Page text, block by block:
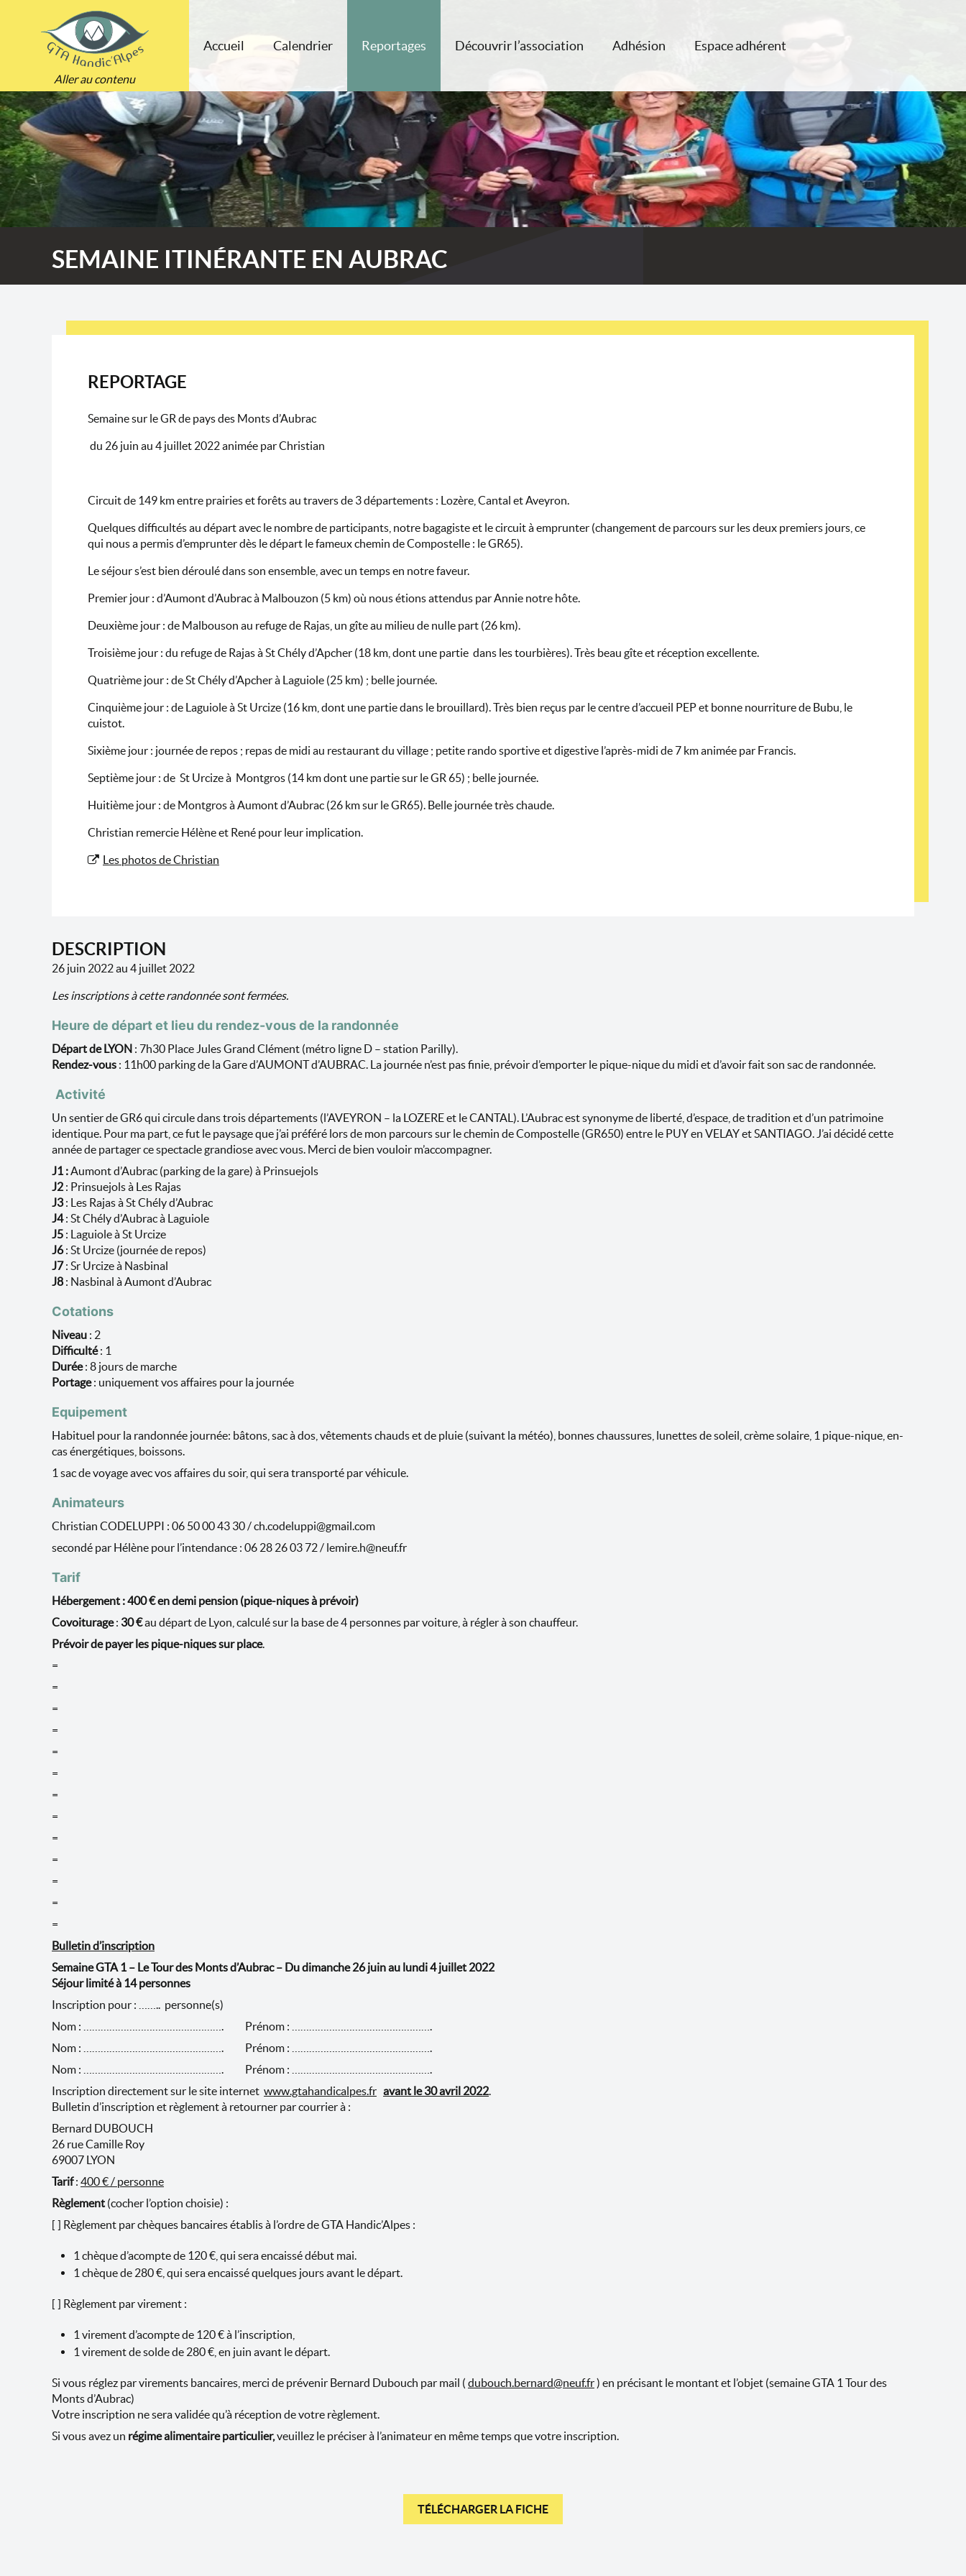
Aller au contenu
Accueil Calendrier Reportages Découvrir l’association Adhésion Espace adhérent
SEMAINE ITINÉRANTE EN AUBRAC
REPORTAGE
Semaine sur le GR de pays des Monts d’Aubrac
du 26 juin au 4 juillet 2022 animée par Christian
Circuit de 149 km entre prairies et forêts au travers de 3 départements : Lozère, Cantal et Aveyron.
Quelques difficultés au départ avec le nombre de participants, notre bagagiste et le circuit à emprunter (changement de parcours sur les deux premiers jours, ce
qui nous a permis d’emprunter dès le départ le fameux chemin de Compostelle : le GR65).
Le séjour s’est bien déroulé dans son ensemble, avec un temps en notre faveur.
Premier jour : d’Aumont d’Aubrac à Malbouzon (5 km) où nous étions attendus par Annie notre hôte.
Deuxième jour : de Malbouson au refuge de Rajas, un gîte au milieu de nulle part (26 km).
Troisième jour : du refuge de Rajas à St Chély d’Apcher (18 km, dont une partie dans les tourbières). Très beau gîte et réception excellente.
Quatrième jour : de St Chély d’Apcher à Laguiole (25 km) ; belle journée.
Cinquième jour : de Laguiole à St Urcize (16 km, dont une partie dans le brouillard). Très bien reçus par le centre d’accueil PEP et bonne nourriture de Bubu, le
cuistot.
Sixième jour : journée de repos ; repas de midi au restaurant du village ; petite rando sportive et digestive l’après-midi de 7 km animée par Francis.
Septième jour : de St Urcize à Montgros (14 km dont une partie sur le GR 65) ; belle journée.
Huitième jour : de Montgros à Aumont d’Aubrac (26 km sur le GR65). Belle journée très chaude.
Christian remercie Hélène et René pour leur implication.
Les photos de Christian
DESCRIPTION
26 juin 2022 au 4 juillet 2022
Les inscriptions à cette randonnée sont fermées.
Heure de départ et lieu du rendez-vous de la randonnée
Départ de LYON : 7h30 Place Jules Grand Clément (métro ligne D – station Parilly).
Rendez-vous : 11h00 parking de la Gare d’AUMONT d’AUBRAC. La journée n’est pas finie, prévoir d’emporter le pique-nique du midi et d’avoir fait son sac de randonnée.
Activité
Un sentier de GR6 qui circule dans trois départements (l’AVEYRON – la LOZERE et le CANTAL). L’Aubrac est synonyme de liberté, d’espace, de tradition et d’un patrimoine
identique. Pour ma part, ce fut le paysage que j’ai préféré lors de mon parcours sur le chemin de Compostelle (GR650) entre le PUY en VELAY et SANTIAGO. J’ai décidé cette
année de partager ce spectacle grandiose avec vous. Merci de bien vouloir m’accompagner.
J1 :Aumont d’Aubrac (parking de la gare) à Prinsuejols
J2 : Prinsuejols à Les Rajas
J3: Les Rajas à St Chély d’Aubrac
J4: St Chély d’Aubrac à Laguiole
J5 : Laguiole à St Urcize
J6: St Urcize (journée de repos)
J7: Sr Urcize à Nasbinal
J8: Nasbinal à Aumont d’Aubrac
Cotations
Niveau : 2
Difficulté: 1
Durée: 8 jours de marche
Portage: uniquement vos affaires pour la journée
Equipement
Habituel pour la randonnée journée: bâtons, sac à dos, vêtements chauds et de pluie (suivant la météo), bonnes chaussures, lunettes de soleil, crème solaire, 1 pique-nique, en-
cas énergétiques, boissons.
1 sac de voyage avec vos affaires du soir, qui sera transporté par véhicule.
Animateurs
Christian CODELUPPI : 06 50 00 43 30 / ch.codeluppi@gmail.com
secondé par Hélène pour l’intendance : 06 28 26 03 72 / lemire.h@neuf.fr
Tarif
Hébergement : 400 € en demi pension (pique-niques à prévoir)
Covoiturage: 30 €au départ de Lyon, calculé sur la base de 4 personnes par voiture, à régler à son chauffeur.
Prévoir de payer les pique-niques sur place.
=
=
=
=
=
=
=
=
=
=
=
=
=
Bulletin d’inscription
Semaine GTA 1 – Le Tour des Monts d’Aubrac – Du dimanche 26 juin au lundi 4 juillet 2022
Séjour limité à 14 personnes
Inscription pour : …….. personne(s)
Nom : …………………………………………. Prénom : ………………………………………….
Nom : …………………………………………. Prénom : ………………………………………….
Nom : …………………………………………. Prénom : ………………………………………….
Inscription directement sur le site internet www.gtahandicalpes.fr avant le 30 avril 2022.
Bulletin d’inscription et règlement à retourner par courrier à :
Bernard DUBOUCH
26 rue Camille Roy
69007 LYON
Tarif: 400 € / personne
Règlement (cocher l’option choisie) :
[ ] Règlement par chèques bancaires établis à l’ordre de GTA Handic’Alpes :
1 chèque d’acompte de 120 €, qui sera encaissé début mai.
1 chèque de 280 €, qui sera encaissé quelques jours avant le départ.
[ ] Règlement par virement :
1 virement d’acompte de 120 € à l’inscription,
1 virement de solde de 280 €, en juin avant le départ.
Si vous réglez par virements bancaires, merci de prévenir Bernard Dubouch par mail ( dubouch.bernard@neuf.fr) en précisant le montant et l’objet (semaine GTA 1 Tour des
Monts d’Aubrac)
Votre inscription ne sera validée qu’à réception de votre règlement.
Si vous avez un régime alimentaire particulier,veuillez le préciser à l’animateur en même temps que votre inscription.
TÉLÉCHARGER LA FICHE